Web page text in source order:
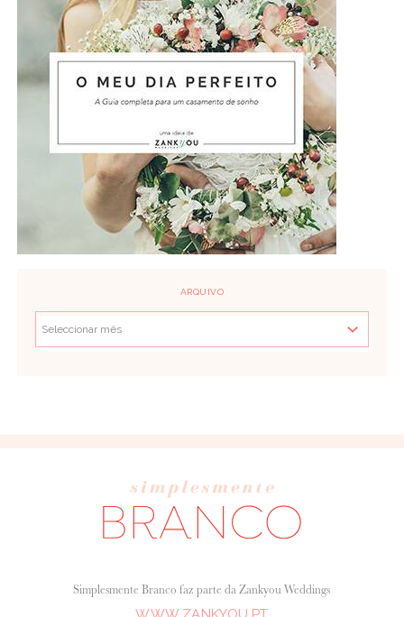
ARQUIVO
Simplesmente Branco faz parte da Zankyou Weddings